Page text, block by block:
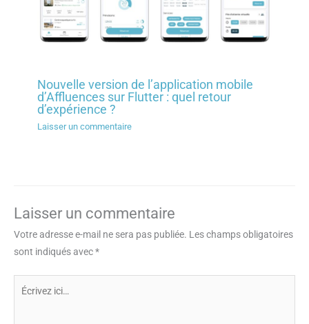
Nouvelle version de l’application mobile
d’Affluences sur Flutter : quel retour
d’expérience ?
Laisser un commentaire
Laisser un commentaire
Votre adresse e-mail ne sera pas publiée. Les champs obligatoires
sont indiqués avec*